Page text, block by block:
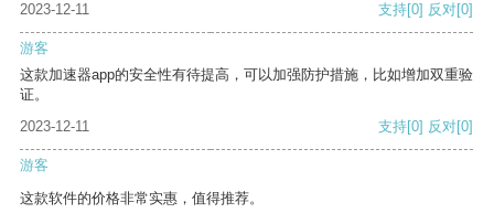
2023-12-11
支持[0] 反对[0]
游客
这款加速器app的安全性有待提高，可以加强防护措施，比如增加双重验
证。
2023-12-11
支持[0] 反对[0]
游客
这款软件的价格非常实惠，值得推荐。